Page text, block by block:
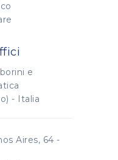
e
- Italia
Aires, 64 -